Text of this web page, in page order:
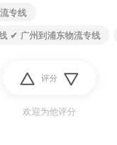
专线
✔ 广州到浦东物流专线
评分
欢迎为他评分